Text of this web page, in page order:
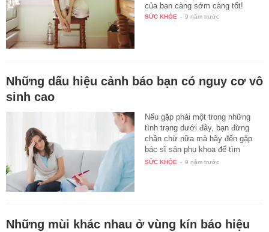
của bạn càng sớm càng tốt!
SỨC KHỎE - 9 năm trước
Những dấu hiệu cảnh báo bạn có nguy cơ vô
sinh cao
Nếu gặp phải một trong những
tình trạng dưới đây, bạn đừng
chần chừ nữa mà hãy đến gặp
bác sĩ sản phụ khoa để tìm
được…
SỨC KHỎE - 9 năm trước
Những mùi khác nhau ở vùng kín báo hiệu